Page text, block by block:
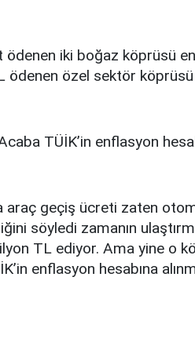
iki boğaz köprüsü
ödenen özel sektör
TÜİK’in enflasyon
araç geçiş ücreti zaten
söyledi zamanın
TL ediyor. Ama yine o
enflasyon hesabına